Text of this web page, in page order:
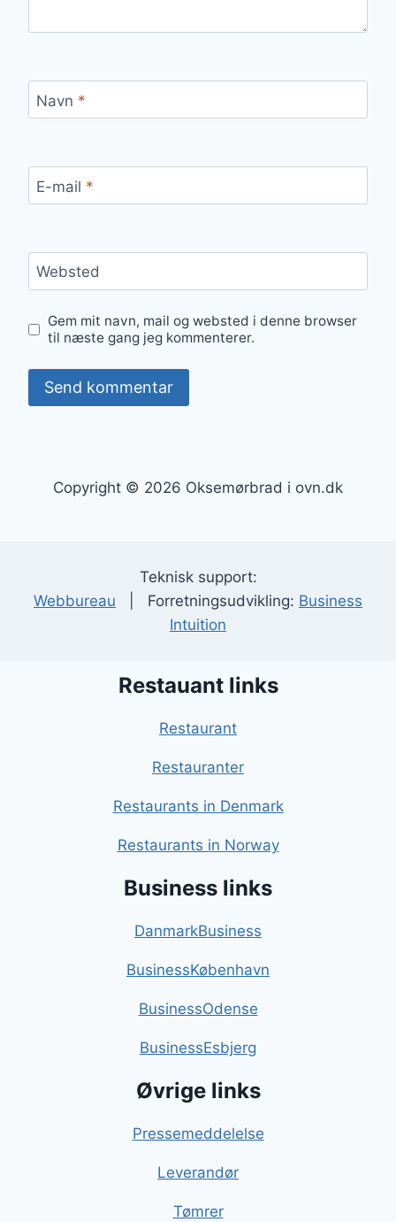
Navn *
E-mail *
Websted
Gem mit navn, mail og websted i denne browser
til næste gang jeg kommenterer.
Copyright © 2026 Oksemørbrad i ovn.dk
Teknisk support:
Webbureau | Forretningsudvikling: Business
Intuition
Restauant links
Restaurant
Restauranter
Restaurants in Denmark
Restaurants in Norway
Business links
DanmarkBusiness
BusinessKøbenhavn
BusinessOdense
BusinessEsbjerg
Øvrige links
Pressemeddelelse
Leverandør
Tømrer